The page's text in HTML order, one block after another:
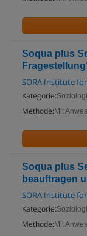
Soqua plus
SORA Institute
Kategorie:
Methode: Mit
Soqua plus
beauftragen
SORA Institute
Kategorie:
Methode: Mit